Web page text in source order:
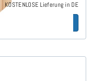
KOSTENLOSE Lieferung in DE